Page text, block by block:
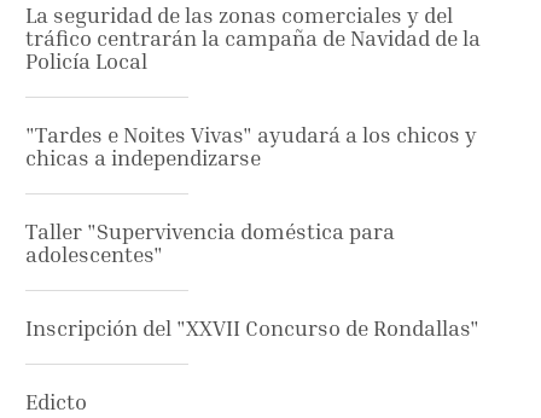
La seguridad de las zonas comerciales y del
tráfico centrarán la campaña de Navidad de la
Policía Local
"Tardes e Noites Vivas" ayudará a los chicos y
chicas a independizarse
Taller "Supervivencia doméstica para
adolescentes"
Inscripción del "XXVII Concurso de Rondallas"
Edicto